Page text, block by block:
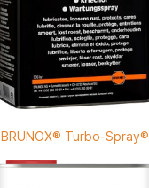
BRUNOX® Turbo-Spray®